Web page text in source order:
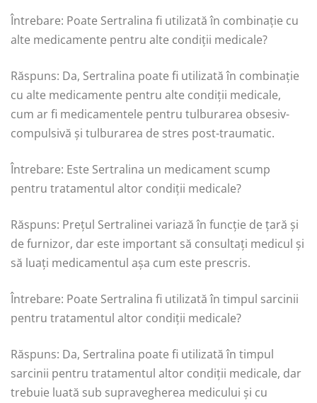
Întrebare: Poate Sertralina fi utilizată în combinație cu
alte medicamente pentru alte condiții medicale?
Răspuns: Da, Sertralina poate fi utilizată în combinație
cu alte medicamente pentru alte condiții medicale,
cum ar fi medicamentele pentru tulburarea obsesiv-
compulsivă și tulburarea de stres post-traumatic.
Întrebare: Este Sertralina un medicament scump
pentru tratamentul altor condiții medicale?
Răspuns: Prețul Sertralinei variază în funcție de țară și
de furnizor, dar este important să consultați medicul și
să luați medicamentul așa cum este prescris.
Întrebare: Poate Sertralina fi utilizată în timpul sarcinii
pentru tratamentul altor condiții medicale?
Răspuns: Da, Sertralina poate fi utilizată în timpul
sarcinii pentru tratamentul altor condiții medicale, dar
trebuie luată sub supravegherea medicului și cu